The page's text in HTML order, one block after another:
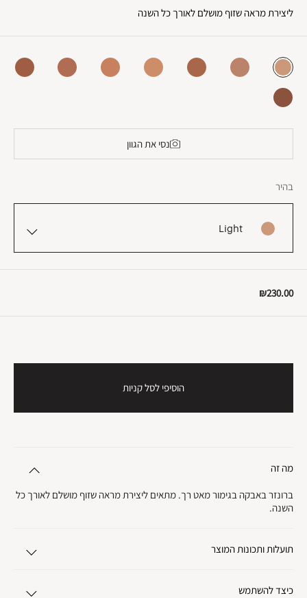
ליצירת מראה שזוף מושלם לאורך כל השנה
נסי את הגוון
בהיר
Light
₪230.00
הוסיפי לסל קניות
מה זה
ברונזר באבקה בגימור מאט רך. מתאים ליצירת מראה שזוף מושלם לאורך כל
השנה.
תועלות ותכונות המוצר
כיצד להשתמש